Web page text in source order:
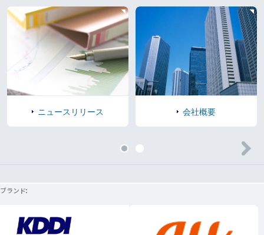
ニュースリリース 会社概要
ブランド